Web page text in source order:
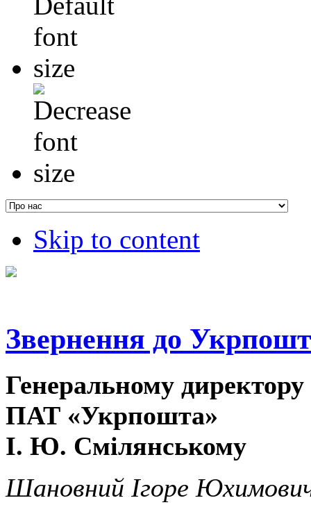
Skip to content
Звернення до
Генеральному директору
ПАТ «Укрпошта»
І. Ю. Смілянському
Шановний Ігоре